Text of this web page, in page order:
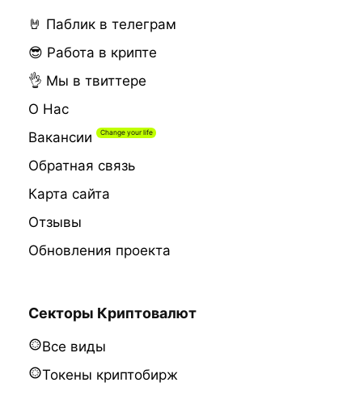
🤘 Паблик в телеграм
😎 Работа в крипте
👌 Мы в твиттере
О Нас
Вакансии
Обратная связь
Карта сайта
Отзывы
Обновления проекта
Секторы Криптовалют
Все виды
Токены криптобирж